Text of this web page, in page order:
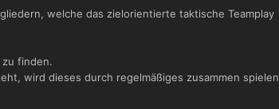
welche das zielorientierte taktische Teamplay
zu finden.
wird dieses durch regelmäßiges zusammen spielen